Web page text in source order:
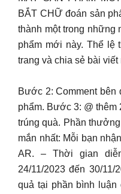
BẮT CHỮ đoán sản
thành một trong những
phẩm mới này. Thể lệ
trang và chia sẻ bài
Bước 2: Comment
phẩm. Bước 3: @
trúng quà. Phần
mắn nhất: Mỗi bạn
AR. – Thời gian
24/11/2023 đến 30/
quả tại phần bình luận